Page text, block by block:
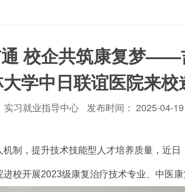
校企共筑康复梦——
学中日联谊医院来
实习就业指导中心 发布时间： 2025-04-
制，提升技术技能型人才培养质量，近
校开展2023级康复治疗技术专业、中医